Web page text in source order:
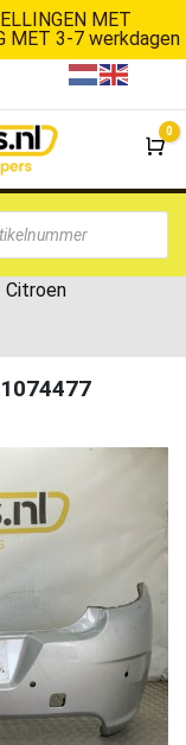
MET
MET 3-7 werkdagen
0
Citroen